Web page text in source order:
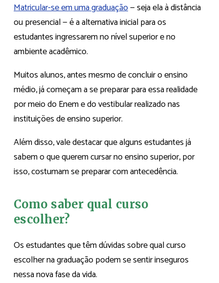
Matricular-se em uma graduação— seja ela à distância
ou presencial — é a alternativa inicial para os
estudantes ingressarem no nível superior e no
ambiente acadêmico.
Muitos alunos, antes mesmo de concluir o ensino
médio, já começam a se preparar para essa realidade
por meio do Enem e do vestibular realizado nas
instituições de ensino superior.
Além disso, vale destacar que alguns estudantes já
sabem o que querem cursar no ensino superior, por
isso, costumam se preparar com antecedência.
Como saber qual curso
escolher?
Os estudantes que têm dúvidas sobre qual curso
escolher na graduação podem se sentir inseguros
nessa nova fase da vida.